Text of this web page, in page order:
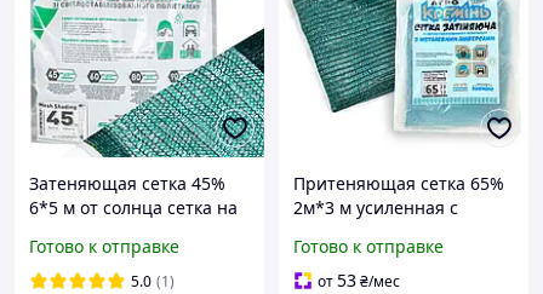
Затеняющая сетка 45%
6*5 м от солнца сетка на
от града
Готово к отправке
5.0 (1)
Притеняющая сетка 65%
2м*3 м усиленная с
защиты от солнца
Готово к отправке
от53₴/мес